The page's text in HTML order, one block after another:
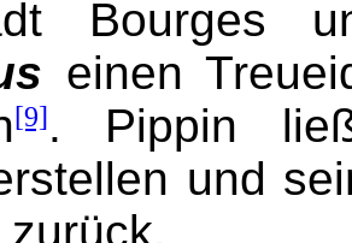
Bourges
einen
[9]. Pippin
und